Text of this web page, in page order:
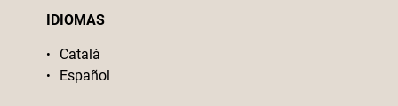
IDIOMAS
Català
Español